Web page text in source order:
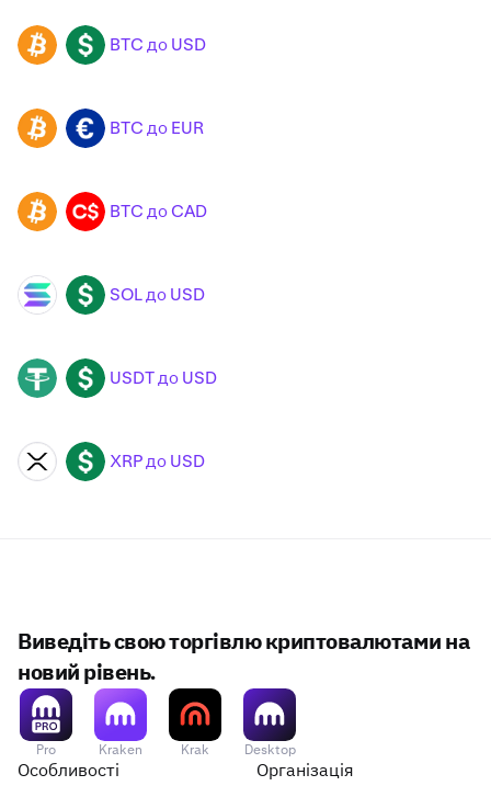
BTC USD BTC до USD
BTC EUR BTC до EUR
BTC CAD BTC до CAD
SOL USD SOL до USD
USDT USD USDT до USD
XRP USD XRP до USD
Виведіть свою торгівлю криптовалютами на
новий рівень.
Pro Kraken Krak Desktop
Особливості Організація